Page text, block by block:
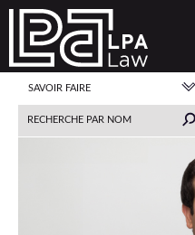
SAVOIR FAIRE